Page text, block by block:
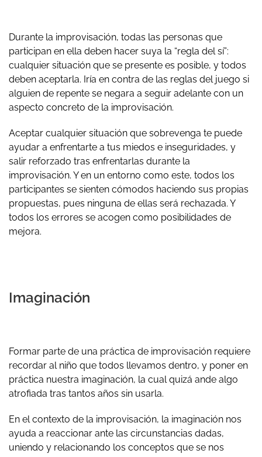
Durante la improvisación, todas las personas que
participan en ella deben hacer suya la “regla del sí”:
cualquier situación que se presente es posible, y todos
deben aceptarla. Iría en contra de las reglas del juego si
alguien de repente se negara a seguir adelante con un
aspecto concreto de la improvisación.
Aceptar cualquier situación que sobrevenga te puede
ayudar a enfrentarte a tus miedos e inseguridades, y
salir reforzado tras enfrentarlas durante la
improvisación. Y en un entorno como este, todos los
participantes se sienten cómodos haciendo sus propias
propuestas, pues ninguna de ellas será rechazada. Y
todos los errores se acogen como posibilidades de
mejora.
Imaginación
Formar parte de una práctica de improvisación requiere
recordar al niño que todos llevamos dentro, y poner en
práctica nuestra imaginación, la cual quizá ande algo
atrofiada tras tantos años sin usarla.
En el contexto de la improvisación, la imaginación nos
ayuda a reaccionar ante las circunstancias dadas,
uniendo y relacionando los conceptos que se nos